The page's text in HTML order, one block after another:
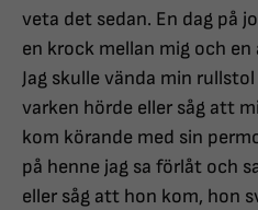
veta det sedan. En dag på
en krock mellan mig och
Jag skulle vända min
varken hörde eller såg att
kom körande med sin
på henne jag sa förlåt och
eller såg att hon kom, hon